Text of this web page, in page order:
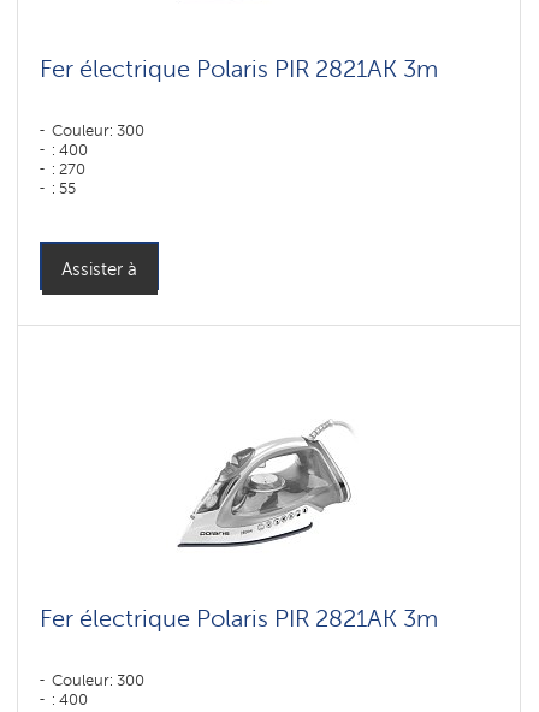
Fer électrique Polaris PIR 2821AK 3m
Couleur: 300
: 400
: 270
: 55
Assister à
Fer électrique Polaris PIR 2821AK 3m
Couleur: 300
: 400